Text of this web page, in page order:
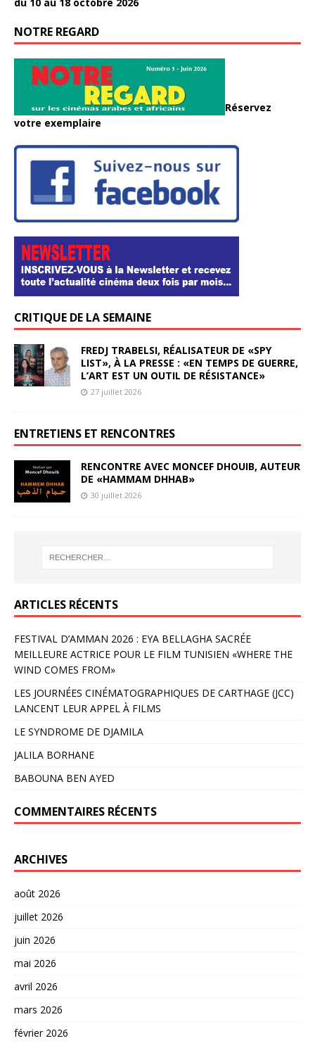
du 10 au 18 octobre 2026
NOTRE REGARD
Réservez
votre exemplaire
CRITIQUE DE LA SEMAINE
FREDJ TRABELSI, RÉALISATEUR DE «SPY
LIST», À LA PRESSE : «EN TEMPS DE GUERRE,
L’ART EST UN OUTIL DE RÉSISTANCE»
27 juillet 2026
ENTRETIENS ET RENCONTRES
RENCONTRE AVEC MONCEF DHOUIB, AUTEUR
DE «HAMMAM DHHAB»
30 juillet 2026
ARTICLES RÉCENTS
FESTIVAL D’AMMAN 2026 : EYA BELLAGHA SACRÉE
MEILLEURE ACTRICE POUR LE FILM TUNISIEN «WHERE THE
WIND COMES FROM»
LES JOURNÉES CINÉMATOGRAPHIQUES DE CARTHAGE (JCC)
LANCENT LEUR APPEL À FILMS
LE SYNDROME DE DJAMILA
JALILA BORHANE
BABOUNA BEN AYED
COMMENTAIRES RÉCENTS
ARCHIVES
août 2026
juillet 2026
juin 2026
mai 2026
avril 2026
mars 2026
février 2026